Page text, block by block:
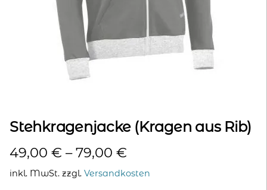
Stehkragenjacke (Kragen aus Rib)
49,00 € –79,00 €
inkl. MwSt. zzgl. Versandkosten